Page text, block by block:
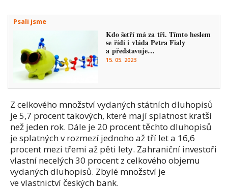
Psali jsme
Kdo šetří má za tři. Tímto heslem
se řídí i vláda Petra Fialy
a představuje…
15. 05. 2023
Z celkového množství vydaných státních dluhopisů
je 5,7 procent takových, které mají splatnost kratší
než jeden rok. Dále je 20 procent těchto dluhopisů
je splatných v rozmezí jednoho až tří let a 16,6
procent mezi třemi až pěti lety. Zahraniční investoři
vlastní necelých 30 procent z celkového objemu
vydaných dluhopisů. Zbylé množství je
ve vlastnictví českých bank.